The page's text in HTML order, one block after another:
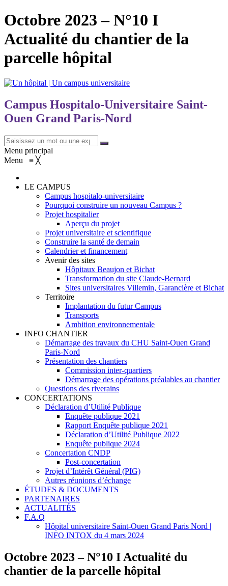
Octobre 2023 – N°10 I
Actualité du chantier de la
parcelle hôpital
Campus Hospitalo-Universitaire Saint-
Ouen Grand Paris-Nord
Menu principal
Menu ≡ ╳
LE CAMPUS
Campus hospitalo-universitaire
Pourquoi construire un nouveau Campus ?
Projet hospitalier
Aperçu du projet
Projet universitaire et scientifique
Construire la santé de demain
Calendrier et financement
Avenir des sites
Hôpitaux Beaujon et Bichat
Transformation du site Claude-Bernard
Sites universitaires Villemin, Garancière et Bichat
Territoire
Implantation du futur Campus
Transports
Ambition environnementale
INFO CHANTIER
Démarrage des travaux du CHU Saint-Ouen Grand
Paris-Nord
Présentation des chantiers
Commission inter-quartiers
Démarrage des opérations préalables au chantier
Questions des riverains
CONCERTATIONS
Déclaration d’Utilité Publique
Enquête publique 2021
Rapport Enquête publique 2021
Déclaration d’Utilité Publique 2022
Enquête publique 2024
Concertation CNDP
Post-concertation
Projet d’Intérêt Général (PIG)
Autres réunions d’échange
ÉTUDES & DOCUMENTS
PARTENAIRES
ACTUALITÉS
F.A.Q
Hôpital universitaire Saint-Ouen Grand Paris Nord |
INFO INTOX du 4 mars 2024
Octobre 2023 – N°10 I Actualité du
chantier de la parcelle hôpital